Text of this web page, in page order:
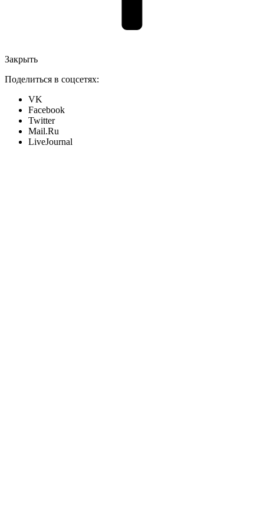
Закрыть
Поделиться в соцсетях:
VK
Facebook
Twitter
Mail.Ru
LiveJournal